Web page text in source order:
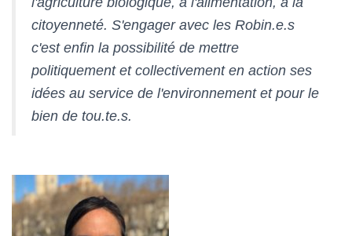
citoyenneté. S'engager avec les Robin.e.s
c'est enfin la possibilité de mettre
politiquement et collectivement en action ses
idées au service de l'environnement et pour le
bien de tou.te.s.